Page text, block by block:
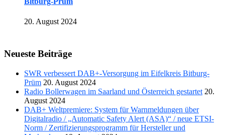
20. August 2024
Neueste Beiträge
SWR verbessert DAB+-Versorgung im Eifelkreis Bitburg-
Prüm 20. August 2024
Radio Bollerwagen im Saarland und Österreich gestartet 20.
August 2024
DAB+ Weltpremiere: System für Warnmeldungen über
Digitalradio / „Automatic Safety Alert (ASA)“ / neue ETSI-
Norm / Zertifizierungsprogramm für Hersteller und